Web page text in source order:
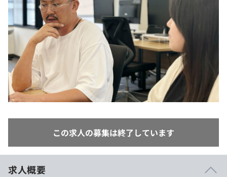
インタビュー
就活成功ガイド
リファレンス
プラン
個人向けプラン
法人向けプラン
学校向けプラン
再チャレンジ結果一覧
paiza times
note
この求人の募集は終了しています
求人概要